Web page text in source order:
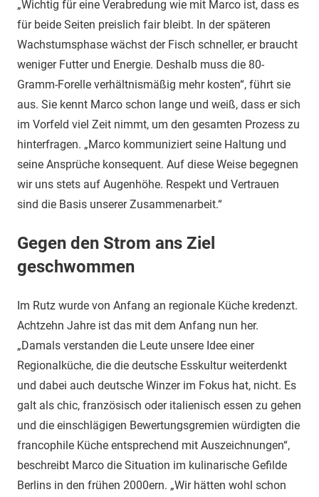
„Wichtig für eine Verabredung wie mit Marco ist, dass es
für beide Seiten preislich fair bleibt. In der späteren
Wachstumsphase wächst der Fisch schneller, er braucht
weniger Futter und Energie. Deshalb muss die 80-
Gramm-Forelle verhältnismäßig mehr kosten“, führt sie
aus. Sie kennt Marco schon lange und weiß, dass er sich
im Vorfeld viel Zeit nimmt, um den gesamten Prozess zu
hinterfragen. „Marco kommuniziert seine Haltung und
seine Ansprüche konsequent. Auf diese Weise begegnen
wir uns stets auf Augenhöhe. Respekt und Vertrauen
sind die Basis unserer Zusammenarbeit.“
Gegen den Strom ans Ziel
geschwommen
Im Rutz wurde von Anfang an regionale Küche kredenzt.
Achtzehn Jahre ist das mit dem Anfang nun her.
„Damals verstanden die Leute unsere Idee einer
Regionalküche, die die deutsche Esskultur weiterdenkt
und dabei auch deutsche Winzer im Fokus hat, nicht. Es
galt als chic, französisch oder italienisch essen zu gehen
und die einschlägigen Bewertungsgremien würdigten die
francophile Küche entsprechend mit Auszeichnungen“,
beschreibt Marco die Situation im kulinarische Gefilde
Berlins in den frühen 2000ern. „Wir hätten wohl schon